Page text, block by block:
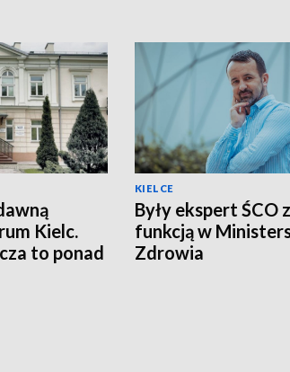
Kielc.
to ponad
KIELCE
Były ekspert ŚCO
funkcją w
Zdrowia